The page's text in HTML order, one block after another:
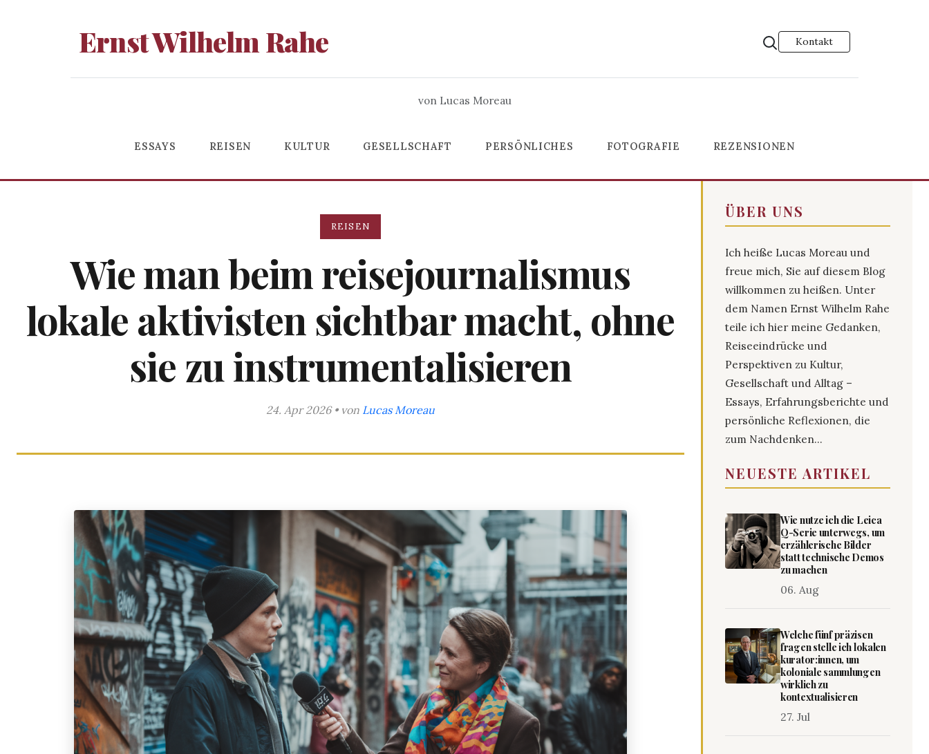
Ernst Wilhelm Rahe Kontakt
von Lucas Moreau
ESSAYS REISEN KULTUR GESELLSCHAFT PERSÖNLICHES FOTOGRAFIE REZENSIONEN
REISEN
Wie man beim reisejournalismus
lokale aktivisten sichtbar macht, ohne
sie zu instrumentalisieren
24. Apr 2026 • von Lucas Moreau
ÜBER UNS
Ich heiße Lucas Moreau und
freue mich, Sie auf diesem Blog
willkommen zu heißen. Unter
dem Namen Ernst Wilhelm Rahe
teile ich hier meine Gedanken,
Reiseeindrücke und
Perspektiven zu Kultur,
Gesellschaft und Alltag –
Essays, Erfahrungsberichte und
persönliche Reflexionen, die
zum Nachdenken...
NEUESTE ARTIKEL
Wie nutze ich die Leica
Q-Serie unterwegs, um
erzählerische Bilder
statt technische Demos
zu machen
06. Aug
Welche fünf präzisen
fragen stelle ich lokalen
kurator:innen, um
koloniale sammlungen
wirklich zu
kontextualisieren
27. Jul